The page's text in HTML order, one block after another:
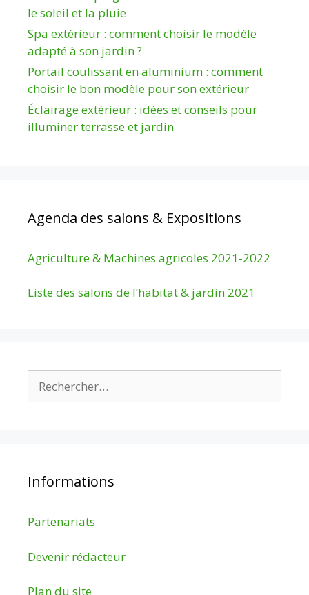
le soleil et la pluie
Spa extérieur : comment choisir le modèle
adapté à son jardin ?
Portail coulissant en aluminium : comment
choisir le bon modèle pour son extérieur
Éclairage extérieur : idées et conseils pour
illuminer terrasse et jardin
Agenda des salons & Expositions
Agriculture & Machines agricoles 2021-2022
Liste des salons de l’habitat & jardin 2021
Informations
Partenariats
Devenir rédacteur
Plan du site